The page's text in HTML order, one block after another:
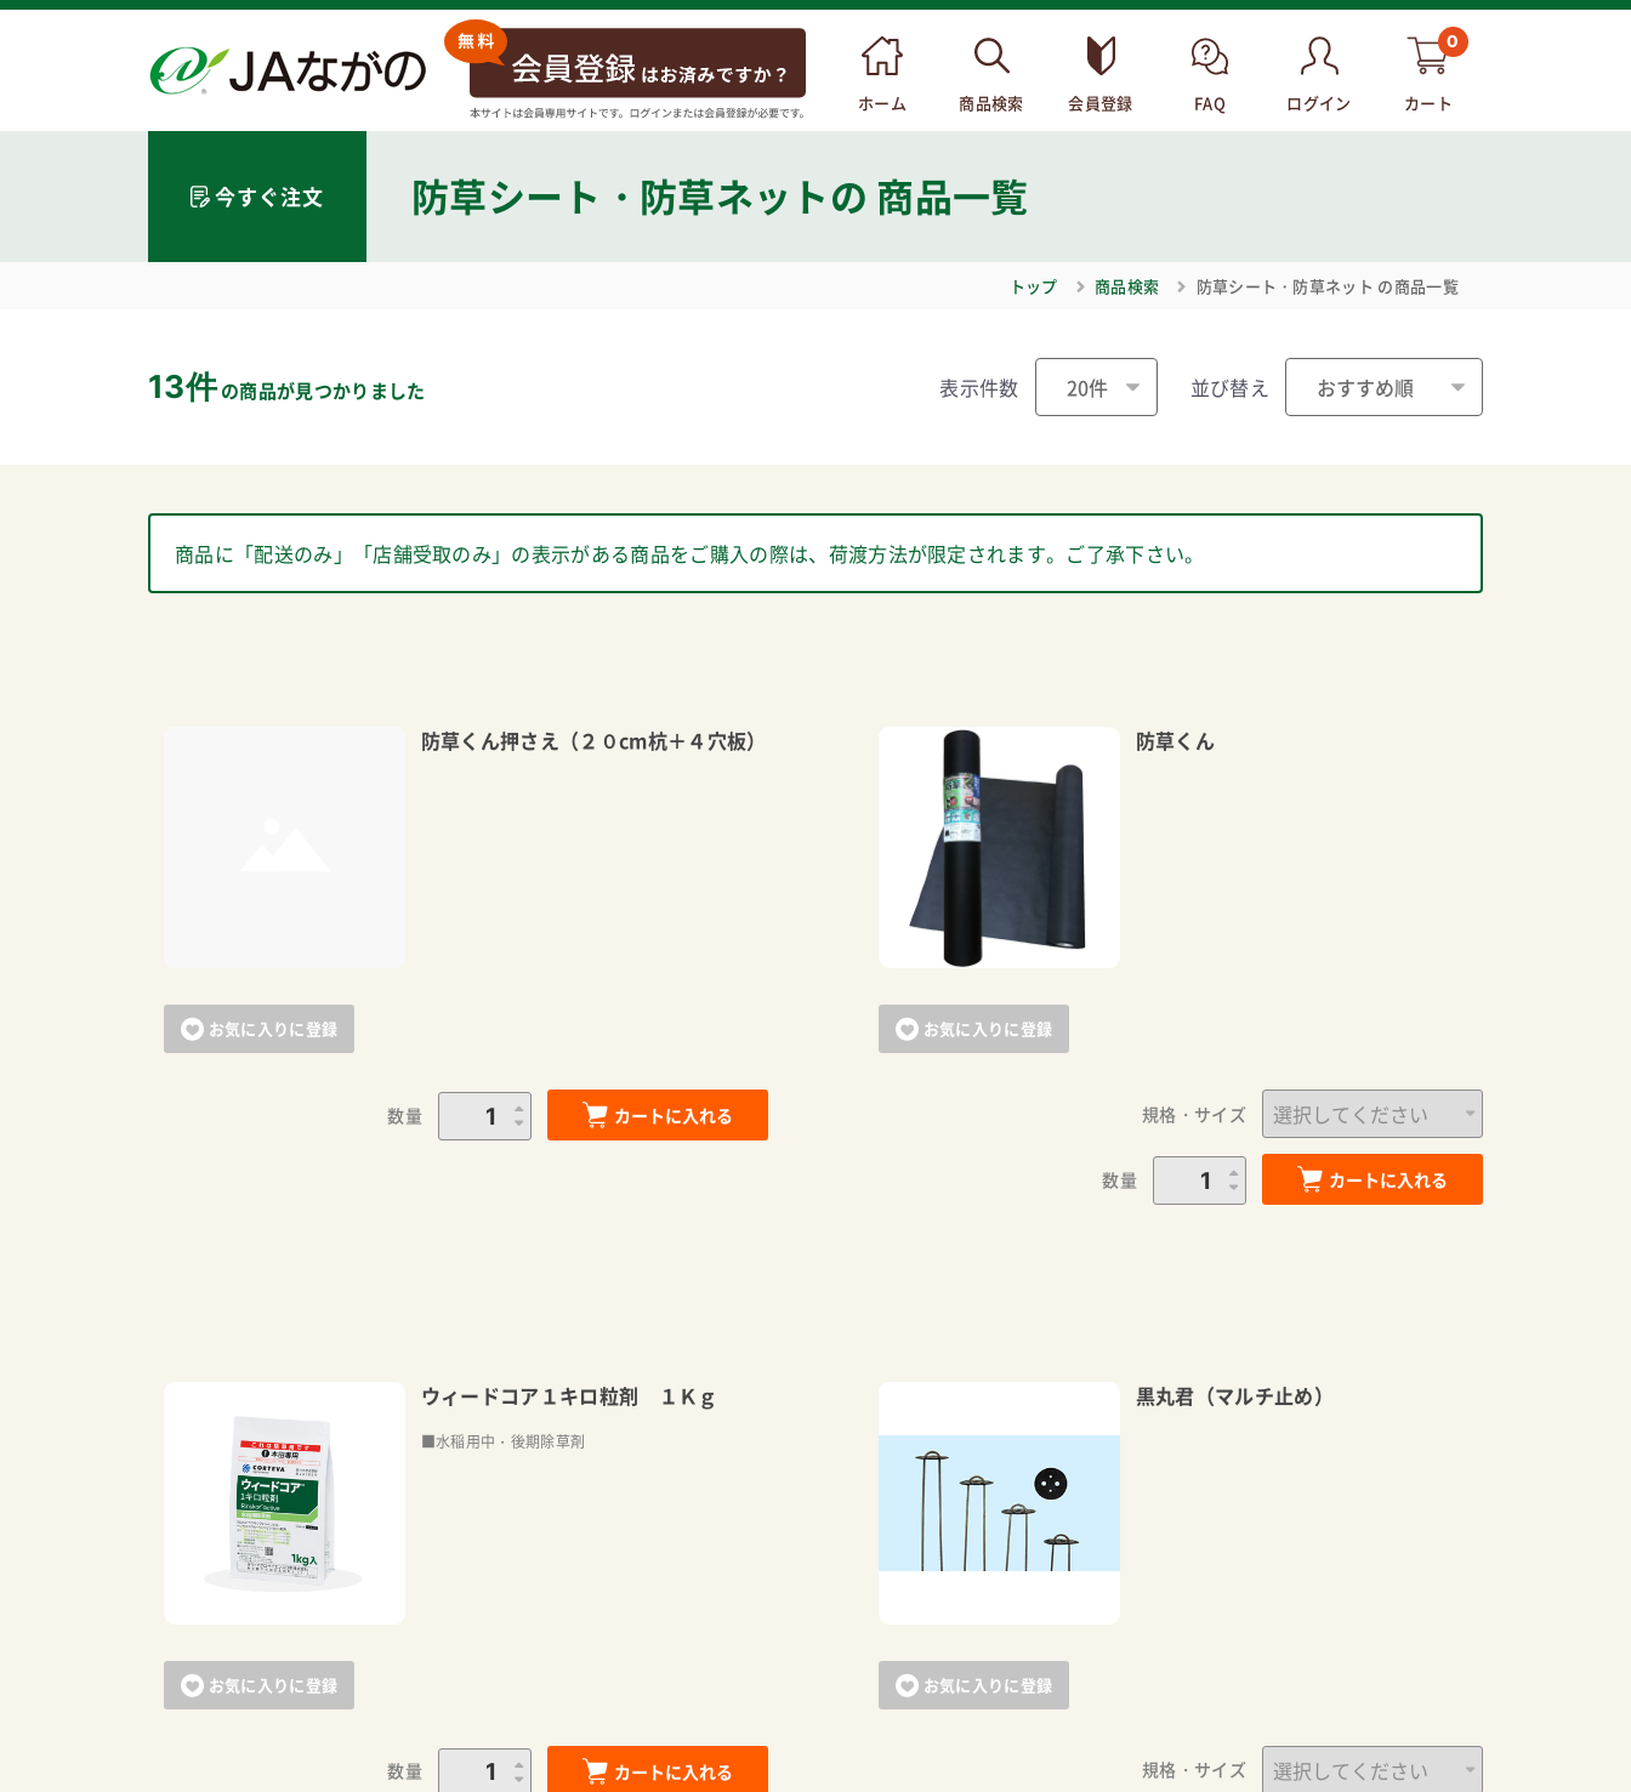
ホーム 商品検索 会員登録 FAQ ログイン
0
カート
今すぐ注文 防草シート・防草ネットの 商品一覧
トップ 商品検索 防草シート・防草ネット の商品一覧
13件の商品が見つかりました 表示件数 並び替え
商品に「配送のみ」「店舗受取のみ」の表示がある商品をご購入の際は、荷渡方法が限定されます。ご了承下さい。
お気に入りに登録
防草くん押さえ（２０cm杭＋４穴板）
数量 カートに入れる
お気に入りに登録
防草くん
規格・サイズ
数量 カートに入れる
お気に入りに登録
ウィードコア１キロ粒剤 １Ｋｇ
■水稲用中・後期除草剤
数量 カートに入れる
お気に入りに登録
黒丸君（マルチ止め）
規格・サイズ